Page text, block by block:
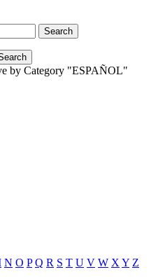
by Category "ESPAÑOL"
N O P Q R S T U V W X Y Z